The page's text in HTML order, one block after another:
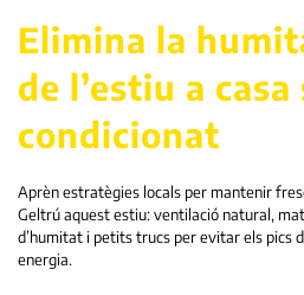
Elimina la
de l’estiu a
condicionat
Aprèn estratègies locals per mantenir
Geltrú aquest estiu: ventilació natural,
d’humitat i petits trucs per evitar els pics
energia.